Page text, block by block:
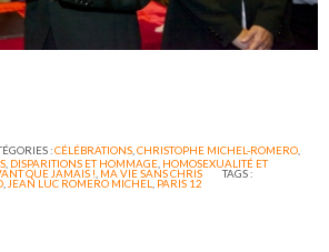
:CÉLÉBRATIONS, CHRISTOPHE MICHEL-ROMERO,
DISPARITIONS ET HOMMAGE HOMOSEXUALITÉ ET
QUE JAMAIS ! MA VIE SANS CHRIS TAGS :
JEAN LUC ROMERO MICHEL PARIS 12